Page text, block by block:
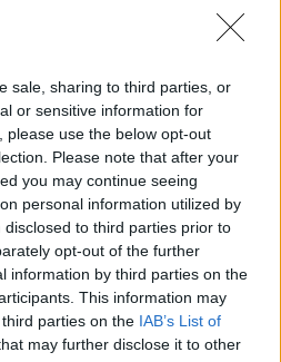
sale, sharing to third parties, or
or sensitive information for
please use the below opt-out
Please note that after your
you may continue seeing
personal information utilized by
to third parties prior to
opt-out of the further
information by third parties on the
This information may
parties on the IAB’s List of
may further disclose it to other
Βουλή: Αναβάλλονται
όλες οι συνεδριάσεις
λόγω του τραγικού
σιδηροδρομικού
δυστυχήματος στα Τέμπη
ενδιαφέρει
ΔΙΕΘΝΉ